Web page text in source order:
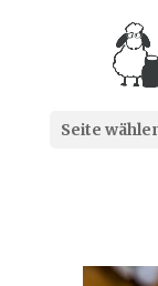
Seite